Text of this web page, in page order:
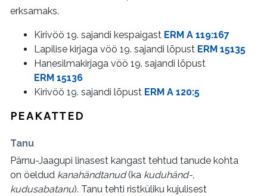
erksamaks.
Kirivöö 19. sajandi kespaigast ERM A 119:167
Lapilise kirjaga vöö 19. sajandi lõpust ERM 15135
Hanesilmakirjaga vöö 19. sajandi lõpust
ERM 15136
Kirivöö 19. sajandi lõpust ERM A 120:5
PEAKATTED
Tanu
Pärnu-Jaagupi linasest kangast tehtud tanude kohta
on öeldud kanahändtanud(ka kuduhänd-,
kudusabatanu). Tanu tehti ristküliku kujulisest